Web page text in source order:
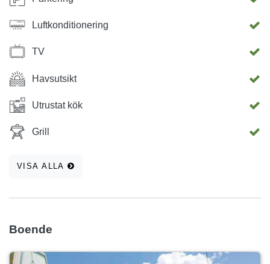
Luftkonditionering
TV
Havsutsikt
Utrustat kök
Grill
VISA ALLA
Boende